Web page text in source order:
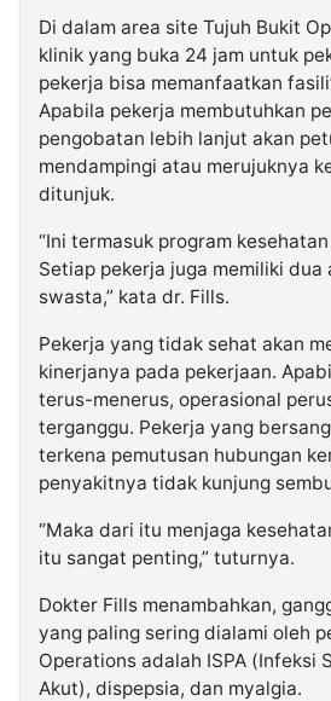
Di dalam area site Tujuh Bukit
klinik yang buka 24 jam untuk
pekerja bisa memanfaatkan
Apabila pekerja membutuhkan
pengobatan lebih lanjut akan
mendampingi atau merujuknya
ditunjuk.
“Ini termasuk program
Setiap pekerja juga memiliki dua
swasta,” kata dr. Fills.
Pekerja yang tidak sehat akan
kinerjanya pada pekerjaan.
terus-menerus, operasional
terganggu. Pekerja yang
terkena pemutusan hubungan
penyakitnya tidak kunjung
“Maka dari itu menjaga
itu sangat penting,” tuturnya.
Dokter Fills menambahkan,
yang paling sering dialami oleh
Operations adalah ISPA (Infeksi
Akut), dispepsia, dan myalgia.